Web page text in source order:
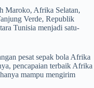
Maroko, Afrika Selatan,
Verde, Republik
Tunisia menjadi satu-
pesat sepak bola Afrika
pencapaian terbaik Afrika
mampu mengirim